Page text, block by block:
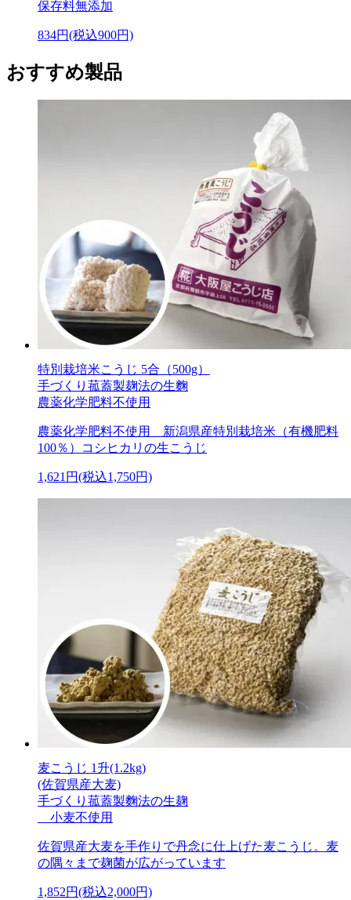
保存料無添加
834円(税込900円)
おすすめ製品
特別栽培米こうじ 5合（500g）
手づくり菰蓋製麹法の生麴
農薬化学肥料不使用
農薬化学肥料不使用 新潟県産特別栽培米（有機肥料
100％）コシヒカリの生こうじ
1,621円(税込1,750円)
麦こうじ 1升(1.2kg)
(佐賀県産大麦)
手づくり菰蓋製麴法の生麹
小麦不使用
佐賀県産大麦を手作りで丹念に仕上げた麦こうじ。麦
の隅々まで麹菌が広がっています
1,852円(税込2,000円)